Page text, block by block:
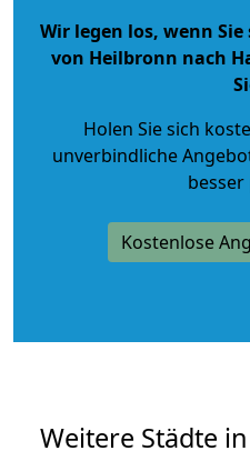
Wir legen los, wenn
von Heilbronn nach
Holen Sie sich
unverbindliche
besser
Kostenlose
Weitere Städte